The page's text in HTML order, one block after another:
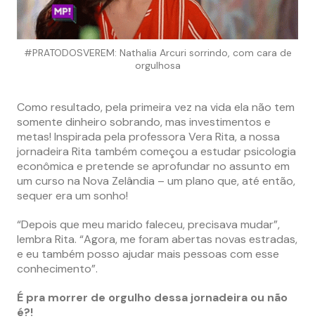
#PRATODOSVEREM: Nathalia Arcuri sorrindo, com cara de
orgulhosa
Como resultado, pela primeira vez na vida ela não tem
somente dinheiro sobrando, mas investimentos e
metas! Inspirada pela professora Vera Rita, a nossa
jornadeira Rita também começou a estudar psicologia
econômica e pretende se aprofundar no assunto em
um curso na Nova Zelândia – um plano que, até então,
sequer era um sonho!
“Depois que meu marido faleceu, precisava mudar”,
lembra Rita. “Agora, me foram abertas novas estradas,
e eu também posso ajudar mais pessoas com esse
conhecimento”.
É pra morrer de orgulho dessa jornadeira ou não
é?!